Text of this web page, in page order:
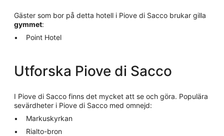
Gäster som bor på detta hotell i Piove di Sacco brukar gilla
gymmet:
Point Hotel
Utforska Piove di Sacco
I Piove di Sacco finns det mycket att se och göra. Populära
sevärdheter i Piove di Sacco med omnejd:
Markuskyrkan
Rialto-bron